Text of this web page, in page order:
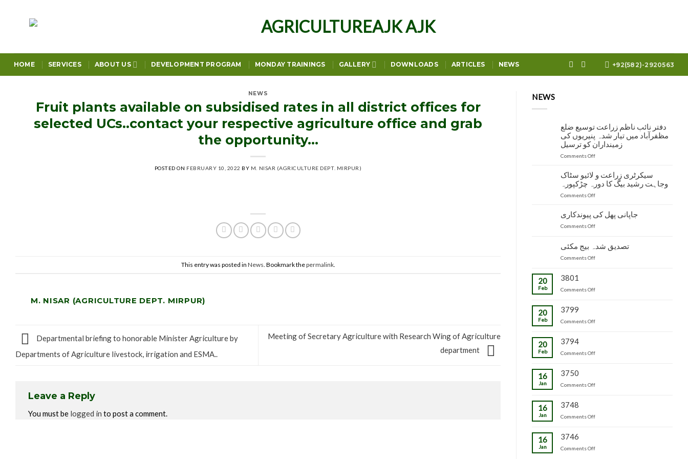
HOME SERVICES ABOUT US DEVELOPMENT PROGRAM MONDAY TRAININGS GALLERY DOWNLOADS ARTICLES NEWS +92(582)-2920563
NEWS
Fruit plants available on subsidised rates in all district offices for
selected UCs..contact your respective agriculture office and grab
the opportunity…
POSTED ON FEBRUARY 10, 2022 BY M. NISAR (AGRICULTURE DEPT. MIRPUR)
This entry was posted in News . Bookmark thepermalink.
M. NISAR (AGRICULTURE DEPT. MIRPUR)
Departmental briefing to honorable Minister Agriculture by
Departments of Agriculture livestock, irrigation and ESMA..
Meeting of Secretary Agriculture with Research Wing of Agriculture
department
Leave a Reply
You must be logged in to post a comment.
NEWS
دفتر نائب ناظم زراعت توسیع ضلع
مظفرآباد میں تیار شدہ پنیریوں کی
زمینداران کو ترسیل
Comments Offon
ناظم
زراعت
توسیع
مظفرآباد
پنیریوں
سیکرٹری زراعت و لائیو سٹاک
وجاہت رشید بیگ کا دورہ چڑکپورہ
Comments Offon
زراعت
و
لائیو
وجاہت
جاپانی پھل کی پیوندکاری
Comments Offon
کی
پیوندکاری
تصدیق شدہ بیج مکئی
Comments Offon
مکئی
20
Feb
3801
Comments Offon
20
Feb
3799
Comments Offon
20
Feb
3794
Comments Offon
16
Jan
3750
Comments Offon
16
Jan
3748
Comments Offon
16
Jan
3746
Comments Offon